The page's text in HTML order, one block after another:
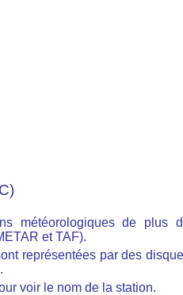
météorologiques de plus
et TAF).
représentées par des
voir le nom de la station.